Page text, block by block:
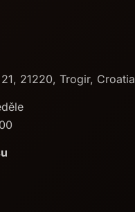
21220, Trogir, Croatia